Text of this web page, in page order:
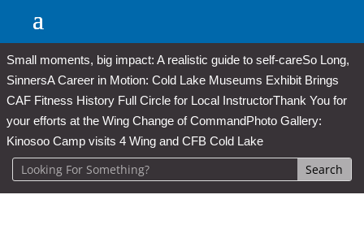
Small moments, big impact: A realistic guide to self-careSo Long,
SinnersA Career in Motion: Cold Lake Museums Exhibit Brings
CAF Fitness History Full Circle for Local InstructorThank You for
your efforts at the Wing Change of CommandPhoto Gallery:
Kinosoo Camp visits 4 Wing and CFB Cold Lake